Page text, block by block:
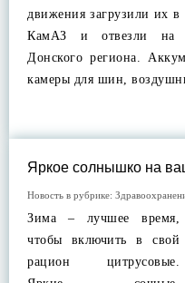
движения загрузили их в
КамАЗ и отвезли на
Донского региона.
камеры для шин,
Яркое солнышко на
Новость в рубрике:
Зима – лучшее время,
чтобы включить в свой
рацион цитрусовые.